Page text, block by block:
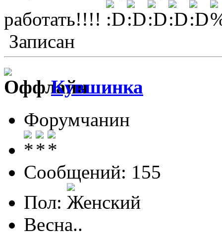
работать!!!!
Записан
Кувшинка
Форумчанин
Сообщений: 155
Пол:
Весна..